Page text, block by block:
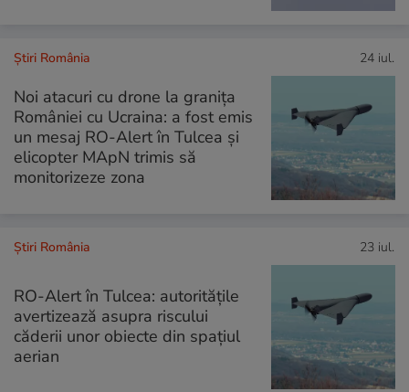
Știri România 24 iul.
Noi atacuri cu drone la granița
României cu Ucraina: a fost emis
un mesaj RO-Alert în Tulcea și
elicopter MApN trimis să
monitorizeze zona
Știri România 23 iul.
RO-Alert în Tulcea: autoritățile
avertizează asupra riscului
căderii unor obiecte din spațiul
aerian